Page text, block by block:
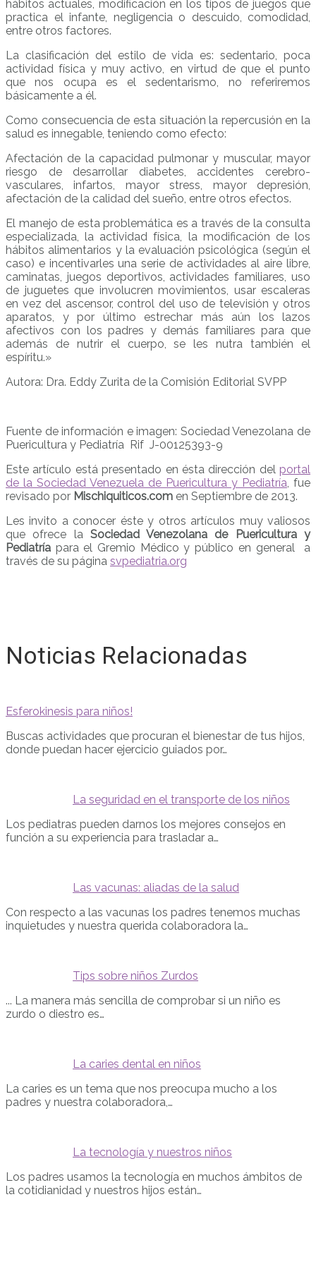
hábitos actuales, modificación en los tipos de juegos que
practica el infante, negligencia o descuido, comodidad,
entre otros factores.
La clasificación del estilo de vida es: sedentario, poca
actividad física y muy activo, en virtud de que el punto
que nos ocupa es el sedentarismo, no referiremos
básicamente a él.
Como consecuencia de esta situación la repercusión en la
salud es innegable, teniendo como efecto:
Afectación de la capacidad pulmonar y muscular, mayor
riesgo de desarrollar diabetes, accidentes cerebro-
vasculares, infartos, mayor stress, mayor depresión,
afectación de la calidad del sueño, entre otros efectos.
El manejo de esta problemática es a través de la consulta
especializada, la actividad física, la modificación de los
hábitos alimentarios y la evaluación psicológica (según el
caso) e incentivarles una serie de actividades al aire libre,
caminatas, juegos deportivos, actividades familiares, uso
de juguetes que involucren movimientos, usar escaleras
en vez del ascensor, control del uso de televisión y otros
aparatos, y por último estrechar más aún los lazos
afectivos con los padres y demás familiares para que
además de nutrir el cuerpo, se les nutra también el
espíritu.»
Autora: Dra. Eddy Zurita de la Comisión Editorial SVPP
Fuente de información e imagen: Sociedad Venezolana de
Puericultura y Pediatría Rif J-00125393-9
Este artículo está presentado en ésta dirección del portal
de la Sociedad Venezuela de Puericultura y Pediatría, fue
revisado por Mischiquiticos.com en Septiembre de 2013.
Les invito a conocer éste y otros artículos muy valiosos
que ofrece la Sociedad Venezolana de Puericultura y
Pediatría para el Gremio Médico y público en general a
través de su página svpediatria.org
Noticias Relacionadas
Esferokinesis para niños!
Buscas actividades que procuran el bienestar de tus hijos,
donde puedan hacer ejercicio guiados por…
La seguridad en el transporte de los niños
Los pediatras pueden darnos los mejores consejos en
función a su experiencia para trasladar a…
Las vacunas: aliadas de la salud
Con respecto a las vacunas los padres tenemos muchas
inquietudes y nuestra querida colaboradora la…
Tips sobre niños Zurdos
... La manera más sencilla de comprobar si un niño es
zurdo o diestro es…
La caries dental en niños
La caries es un tema que nos preocupa mucho a los
padres y nuestra colaboradora,…
La tecnología y nuestros niños
Los padres usamos la tecnología en muchos ámbitos de
la cotidianidad y nuestros hijos están…